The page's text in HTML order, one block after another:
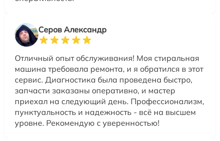
Серов Александр
Отличный опыт обслуживания! Моя стиральная
машина требовала ремонта, и я обратился в этот
сервис. Диагностика была проведена быстро,
запчасти заказаны оперативно, и мастер
приехал на следующий день. Профессионализм,
пунктуальность и надежность - всё на высшем
уровне. Рекомендую с уверенностью!